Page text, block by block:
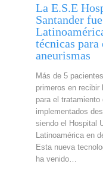
La E.S.E
Santander
técnicas
aneurismas
Más de 5
primeros en
para el
implementados
siendo el Hospital
Latinoamérica en
Esta nueva
ha venido…